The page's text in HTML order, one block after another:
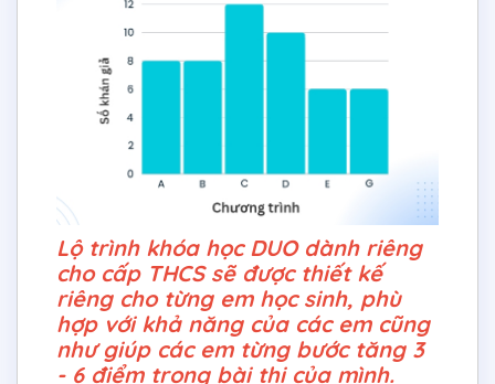
Lộ trình khóa học DUO dành riêng
cho cấp THCS sẽ được thiết kế
riêng cho từng em học sinh, phù
hợp với khả năng của các em cũng
như giúp các em từng bước tăng 3
- 6 điểm trong bài thi của mình.